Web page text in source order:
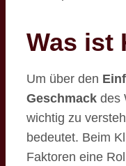
Was ist
Um über den
Geschmack des
wichtig zu
bedeutet. Beim
Faktoren eine